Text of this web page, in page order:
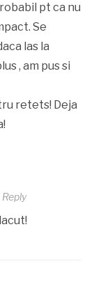
pt ca nu
Se
las la
, am pus si
retets! Deja
Reply